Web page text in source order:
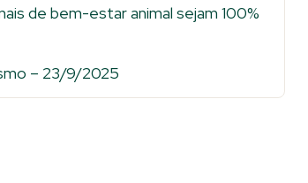
de bem-estar animal sejam 100%
– 23/9/2025